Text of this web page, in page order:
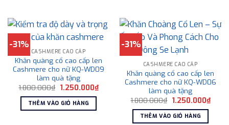
-31%
CASHMERE CAO CẤP
Khăn quàng cổ cao cấp len
Cashmere cho nữ KQ-WD09
làm quà tặng
1.800.000₫ Giá
là:
1.800.000₫.
1.250.000₫Giá
hiện
THÊM VÀO GIỎ HÀNG
-31%
CASHMERE CAO CẤP
Khăn quàng cổ cao cấp len
Cashmere cho nữ KQ-WD06
làm quà tặng
1.800.000₫ Giá
là:
1.800.000₫.
1.250.000₫Giá
hiện
THÊM VÀO GIỎ HÀNG